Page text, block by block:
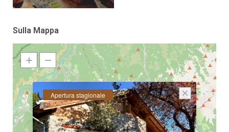
Sulla Mappa
Apertura stagionale